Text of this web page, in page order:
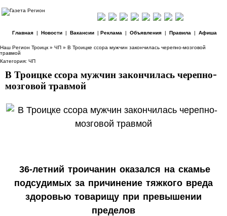
Главная| Новости| Вакансии| Реклама | Объявления| Правила | Афиша
Наш Регион Троицк » ЧП » В Троицке ссора мужчин закончилась черепно-мозговой
травмой
Категория: ЧП
В Троицке ссора мужчин закончилась черепно-
мозговой травмой
36-летний троичанин оказался на скамье
подсудимых за причинение тяжкого вреда
здоровью товарищу при превышении
пределов